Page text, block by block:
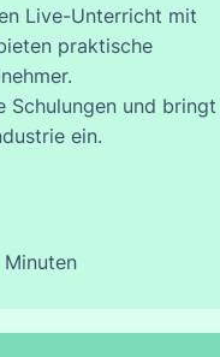
Live-Unterricht mit
praktische
Schulungen und bringt
ein.
Minuten